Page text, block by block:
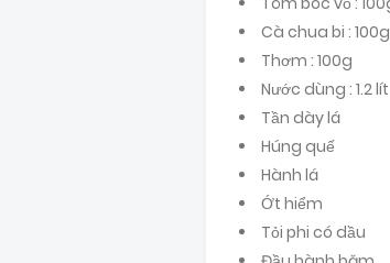
Cà chua bi : 100g
Thơm : 100g
Nước dùng : 1.2 lít
Tần dày lá
Húng quế
Hành lá
Ớt hiểm
Tỏi phi có dầu